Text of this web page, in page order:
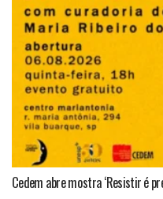
Cedem abre mostra ‘Resistir é